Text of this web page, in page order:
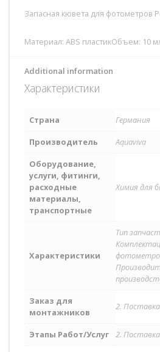
Запасная кювета для фотометров
Материал: ABS пластикОбъем: 10
Additional information
Характеристики
Страна
Германия
Производитель
Aquaviva
Оборудование,
услуги, фитинги,
расходные
материалы,
транспортные
Химия для
Характеристики
Тип
Заказ для
монтажников
2.
Этапы Работ/Услуг 2.